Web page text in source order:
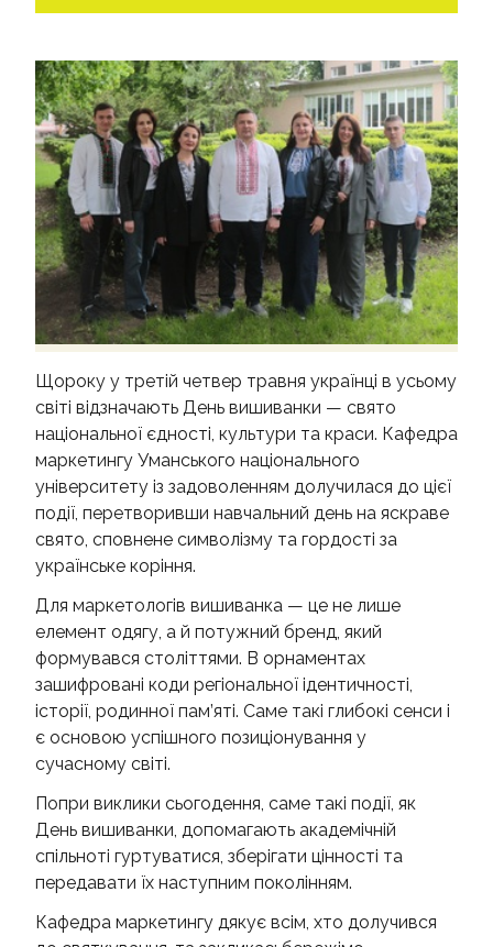
КОНТАКТИ
Щороку у третій четвер травня українці в усьому
світі відзначають День вишиванки — свято
національної єдності, культури та краси. Кафедра
маркетингу Уманського національного
університету із задоволенням долучилася до цієї
події, перетворивши навчальний день на яскраве
свято, сповнене символізму та гордості за
українське коріння.
Для маркетологів вишиванка — це не лише
елемент одягу, а й потужний бренд, який
формувався століттями. В орнаментах
зашифровані коди регіональної ідентичності,
історії, родинної пам’яті. Саме такі глибокі сенси і
є основою успішного позиціонування у
сучасному світі.
Попри виклики сьогодення, саме такі події, як
День вишиванки, допомагають академічній
спільноті гуртуватися, зберігати цінності та
передавати їх наступним поколінням.
Кафедра маркетингу дякує всім, хто долучився